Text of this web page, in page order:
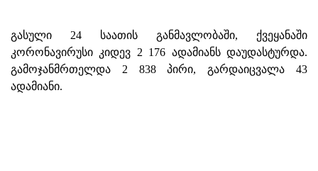
გასული 24 საათის განმავლობაში, ქვეყანაში
კორონავირუსი კიდევ 2 176 ადამიანს დაუდასტურდა.
გამოჯანმრთელდა 2 838 პირი, გარდაიცვალა 43
ადამიანი.